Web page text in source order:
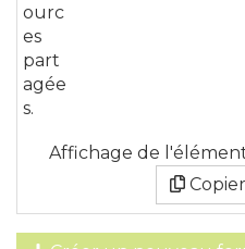
ourc
es
part
agée
s.
Affichage de
Copier